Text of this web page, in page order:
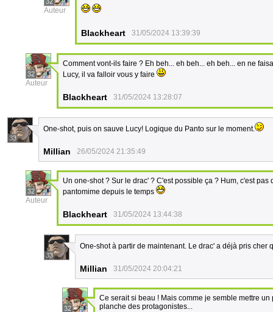
Auteur
Blackheart 31/05/2024 13:39:39
32
Auteur
Comment vont-ils faire ? Eh beh... eh beh... eh beh... en ne
Lucy, il va falloir vous y faire
Blackheart 31/05/2024 13:28:07
33
One-shot, puis on sauve Lucy! Logique du Panto sur le moment.
Millian 26/05/2024 21:35:49
32
Auteur
Un one-shot ? Sur le drac' ? C'est possible ça ? Hum, c'est
pantomime depuis le temps
Blackheart 31/05/2024 13:44:38
33
One-shot à partir de maintenant. Le drac' a déjà pris cher
Millian 31/05/2024 20:04:21
32
Ce serait si beau ! Mais comme je semble mettre
planche des protagonistes...